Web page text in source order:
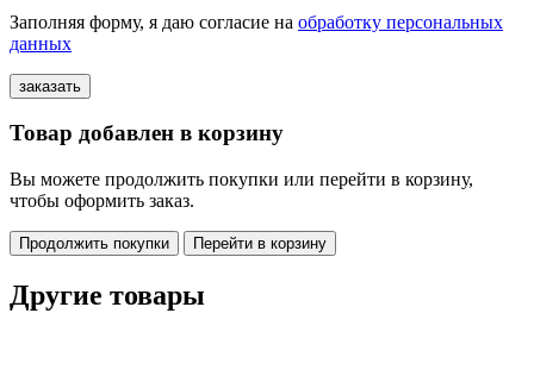
Заполняя форму, я даю согласие на обработку персональных
данных
Товар добавлен в корзину
Вы можете продолжить покупки или перейти в корзину,
чтобы оформить заказ.
Продолжить покупки Перейти в корзину
Другие товары